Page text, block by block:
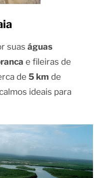
suas águas
e fileiras de
de 5 km de
ideais para